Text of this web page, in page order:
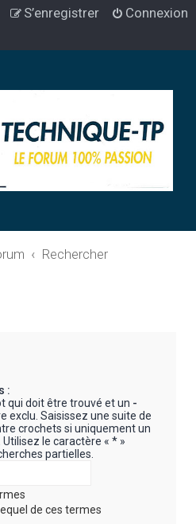
Connexion
S’enregistrer
Rechercher
:
qui doit être trouvé et un -
exclu. Saisissez une suite de
crochets si uniquement un
le caractère « * »
partielles.
de ces termes